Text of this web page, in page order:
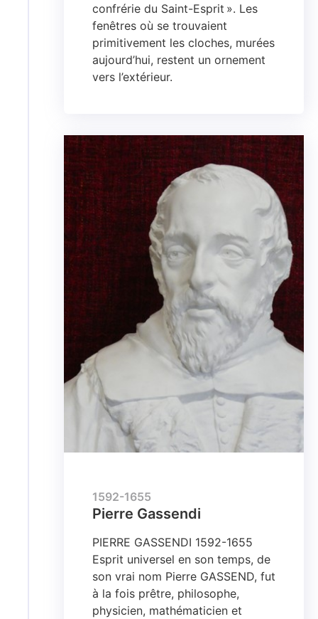
confrérie du Saint-Esprit ». Les
fenêtres où se trouvaient
primitivement les cloches, murées
aujourd’hui, restent un ornement
vers l’extérieur.
1592-1655
Pierre Gassendi​
PIERRE GASSENDI 1592-1655
Esprit universel en son temps, de
son vrai nom Pierre GASSEND, fut
à la fois prêtre, philosophe,
physicien, mathématicien et